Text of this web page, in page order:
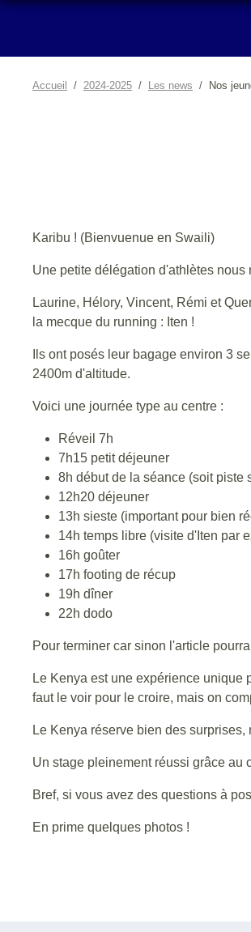
Accueil 2024-2025 Les news Nos
Karibu ! (Bienvuenue en Swaili)
Une petite délégation d'athlètes
Laurine, Hélory, Vincent, Rémi et
la mecque du running : Iten !
Ils ont posés leur bagage environ 3
2400m d'altitude.
Voici une journée type au centre :
Réveil 7h
7h15 petit déjeuner
8h début de la séance (soit piste
12h20 déjeuner
13h sieste (important pour bien
14h temps libre (visite d'Iten par
16h goûter
17h footing de récup
19h dîner
22h dodo
Pour terminer car sinon l'article
Le Kenya est une expérience unique
faut le voir pour le croire, mais on
Le Kenya réserve bien des
Un stage pleinement réussi grâce au
Bref, si vous avez des questions à
En prime quelques photos !